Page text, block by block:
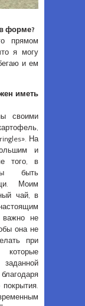
форме?
прямом
я могу
и ем
иметь
своими
На
и
того, в
быть
Моим
чай, в
важно не
она не
при
которые